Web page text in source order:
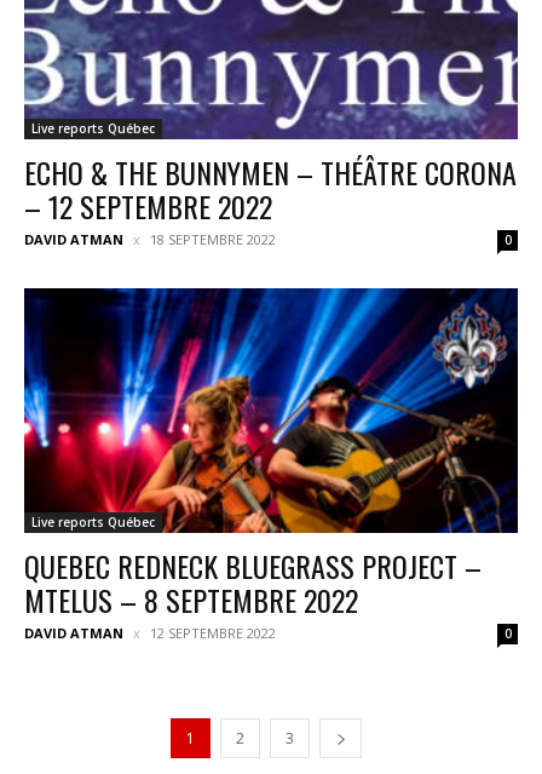
Live reports Québec
ECHO & THE BUNNYMEN – THÉÂTRE CORONA
– 12 SEPTEMBRE 2022
DAVID ATMAN 18 SEPTEMBRE 2022 0
Live reports Québec
QUEBEC REDNECK BLUEGRASS PROJECT –
MTELUS – 8 SEPTEMBRE 2022
DAVID ATMAN 12 SEPTEMBRE 2022 0
1 2 3